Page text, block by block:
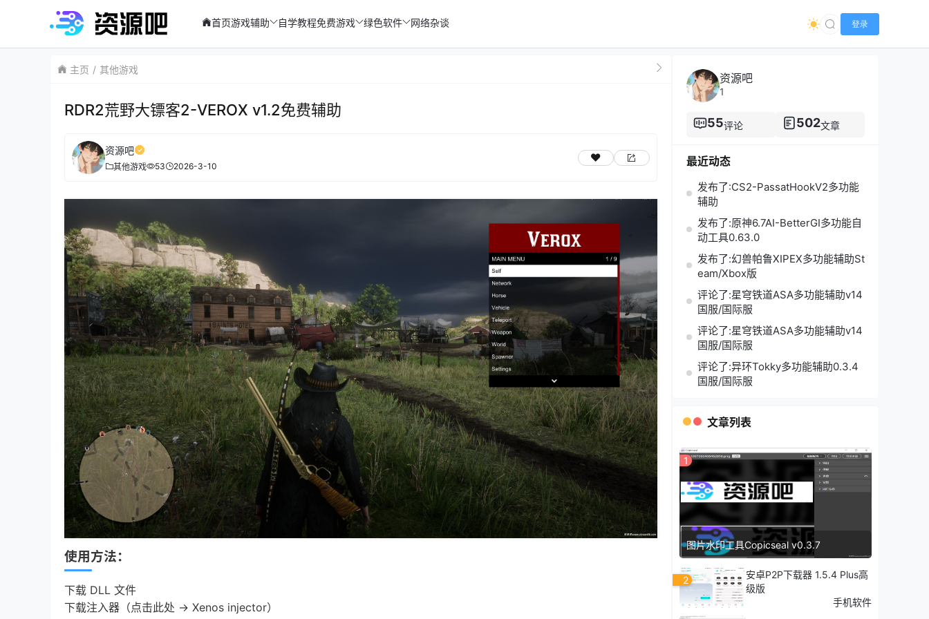
首页游戏辅助 自学教程免费游戏 绿色软件 网络杂谈 登录
主页 其他游戏
RDR2荒野大镖客2-VEROX v1.2免费辅助
资源吧
其他游戏 53 2026-3-10
使用方法：
下载 DLL 文件
下载注入器（点击此处 -> Xenos injector）
资源吧
1
55评论 502文章
最近动态
发布了:CS2-PassatHookV2多功能
辅助
发布了:原神6.7AI-BetterGI多功能自
动工具0.63.0
发布了:幻兽帕鲁XIPEX多功能辅助St
eam/Xbox版
评论了:星穹铁道ASA多功能辅助v14
国服/国际服
评论了:星穹铁道ASA多功能辅助v14
国服/国际服
评论了:异环Tokky多功能辅助0.3.4
国服/国际服
文章列表
1
图片水印工具Copicseal v0.3.7
2
安卓P2P下载器 1.5.4 Plus高
级版
手机软件